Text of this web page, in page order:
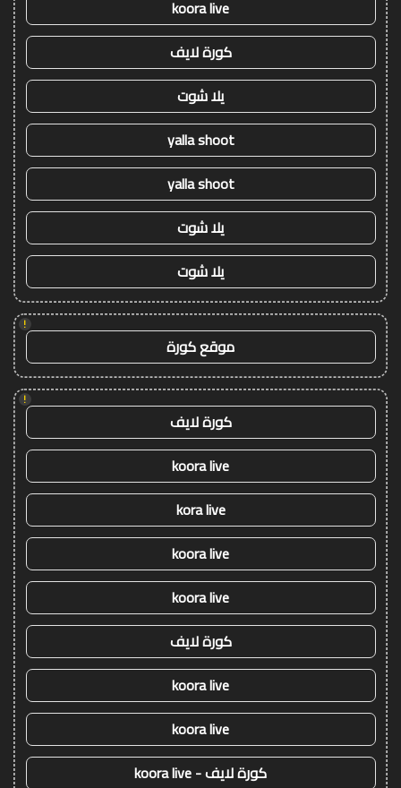
koora live
كورة لايف
يلا شوت
yalla shoot
yalla shoot
يلا شوت
يلا شوت
!
موقع كورة
!
كورة لايف
koora live
kora live
koora live
koora live
كورة لايف
koora live
koora live
كورة لايف - koora live